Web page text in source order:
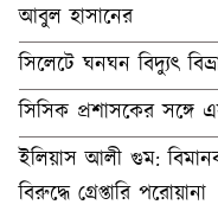
আবুল হাসানের
সিলেটে ঘনঘন বিদ্যুৎ
সিসিক প্রশাসকের সঙ্গে
ইলিয়াস আলী গুম:
বিরুদ্ধে গ্রেপ্তারি পরোয়ানা